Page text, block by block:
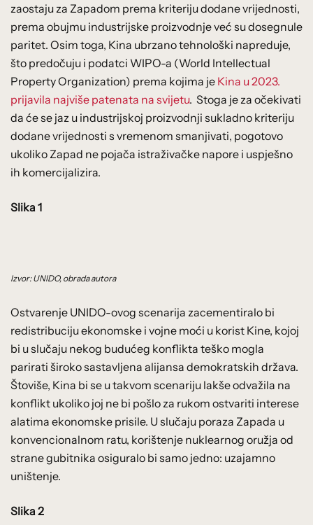
zaostaju za Zapadom prema kriteriju dodane vrijednosti,
prema obujmu industrijske proizvodnje već su dosegnule
paritet. Osim toga, Kina ubrzano tehnološki napreduje,
što predočuju i podatci WIPO-a (World Intellectual
Property Organization) prema kojima je Kina u 2023.
prijavila najviše patenata na svijetu. Stoga je za očekivati
da će se jaz u industrijskoj proizvodnji sukladno kriteriju
dodane vrijednosti s vremenom smanjivati, pogotovo
ukoliko Zapad ne pojača istraživačke napore i uspješno
ih komercijalizira.
Slika 1
Izvor: UNIDO, obrada autora
Ostvarenje UNIDO-ovog scenarija zacementiralo bi
redistribuciju ekonomske i vojne moći u korist Kine, kojoj
bi u slučaju nekog budućeg konflikta teško mogla
parirati široko sastavljena alijansa demokratskih država.
Štoviše, Kina bi se u takvom scenariju lakše odvažila na
konflikt ukoliko joj ne bi pošlo za rukom ostvariti interese
alatima ekonomske prisile. U slučaju poraza Zapada u
konvencionalnom ratu, korištenje nuklearnog oružja od
strane gubitnika osiguralo bi samo jedno: uzajamno
uništenje.
Slika 2